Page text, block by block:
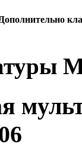
Дополнительно